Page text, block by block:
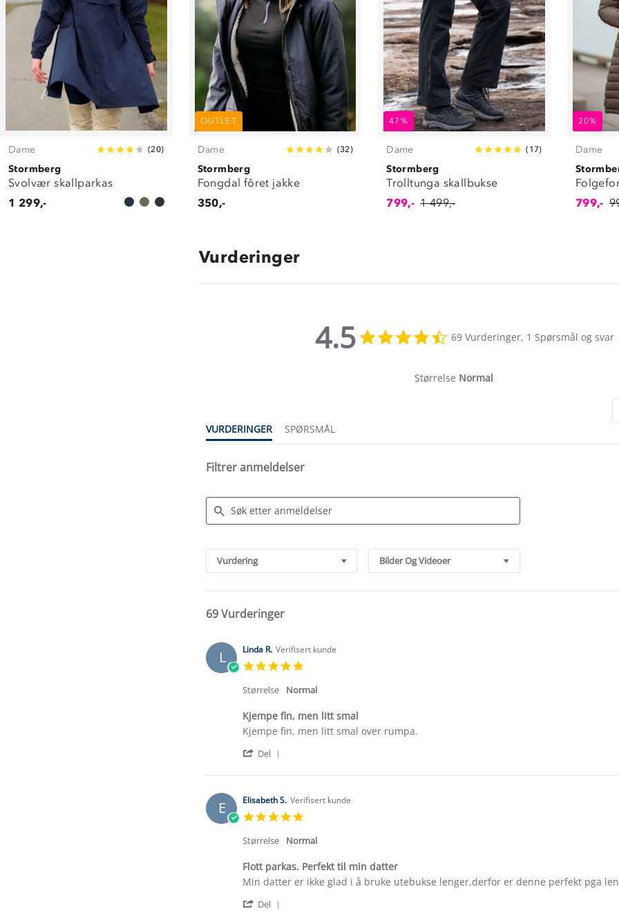
Dame (20)
Stormberg
Svolvær skallparkas
1 299,-
OUTLET
Dame (32)
Stormberg
Fongdal fôret jakke
350,-
47%
Dame ( 17)
Stormberg
Trolltunga skallbukse
799,- 1 499,-
20%
Dame
799,-
Vurderinger
4.5
star
69 Vurderinger, 1 Spørsmål og svar
Størrelse Normal
VURDERINGER SPØRSMÅL
Filtrer anmeldelser
Reviews
Vurdering Bilder Og Videoer
69 Vurderinger
L Linda R. Verifisert kunde
rating
Størrelse Normal
Kjempe fin, men litt smal
Review
Linda
on
Jul
2026
review
Kjempe
men
smal
Kjempe fin, men litt smal over rumpa.
Del
Review
Linda
R.
on
8
Jul
E Elisabeth S. Verifisert kunde
rating
Størrelse Normal
Flott parkas. Perfekt til min datter
Review
Elisabeth
review
Flott
Min datter er ikke glad i å bruke utebukse lenger,derfor er denne perfekt pga
Del